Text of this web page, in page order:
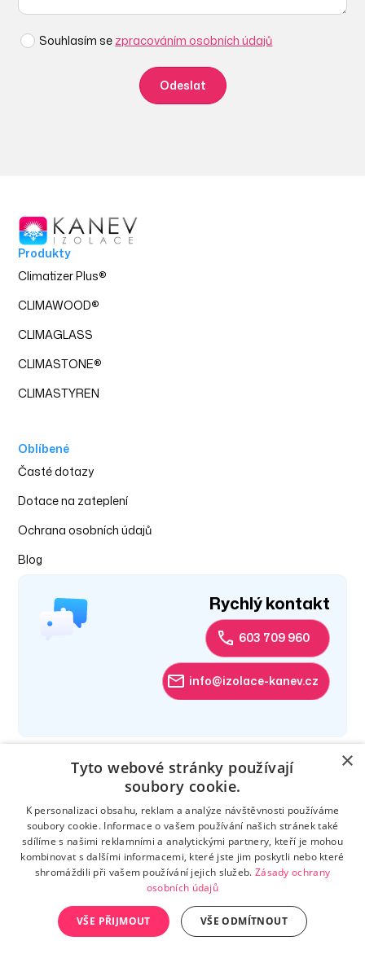
Souhlasím se zpracováním osobních údajů
Produkty
Climatizer Plus®
CLIMAWOOD®
CLIMAGLASS
CLIMASTONE®
CLIMASTYREN
Oblíbené
‍Časté dotazy
Dotace na zateplení
Ochrana osobních údajů
Blog
Rychlý kontakt
603 709 960
info@izolace-kanev.cz
2026 Všechna práva vyhrazena | Izolace Kanev |
Hustopeče
×
Tyto webové stránky používají
soubory cookie.
K personalizaci obsahu, reklam a analýze návštěvnosti používáme
soubory cookie. Informace o vašem používání našich stránek také
sdílíme s našimi reklamními a analytickými partnery, kteří je mohou
kombinovat s dalšími informacemi, které jste jim poskytli nebo které
shromáždili při vašem používání jejich služeb. Zásady ochrany
osobních údajů
VŠE PŘIJMOUT VŠE ODMÍTNOUT